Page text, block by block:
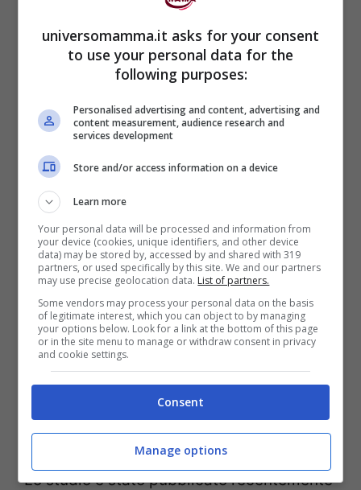
lo stereotipo,ossia il pensare che
sia così
le donne incinte e le nuove madri
hanno delle vite molte impegnative,
tra nuovi orari, stanchezza,
In molte pensano che la mancanza di
memoria sia da correlarsi con la
gravidanza. Inoltre, secondo Larsons, le
donne che soffrono di depressione post
partum hanno maggiore probabilità di
vedersi corrispondere lo stereotipo del
“cervello delle madri”.
Lo studio è stato pubblicato recentemente
universomamma.it asks for your consent
to use your personal data for the
following purposes:
Personalised advertising and content, advertising and
content measurement, audience research and
services development
Store and/or access information on a device
Learn more
Your personal data will be processed and information from
your device (cookies, unique identifiers, and other device
data) may be stored by, accessed by and shared with 319
partners, or used specifically by this site. We and our partners
may use precise geolocation data. List of partners.
Some vendors may process your personal data on the basis
of legitimate interest, which you can object to by managing
your options below. Look for a link at the bottom of this page
or in the site menu to manage or withdraw consent in privacy
and cookie settings.
Consent
Manage options